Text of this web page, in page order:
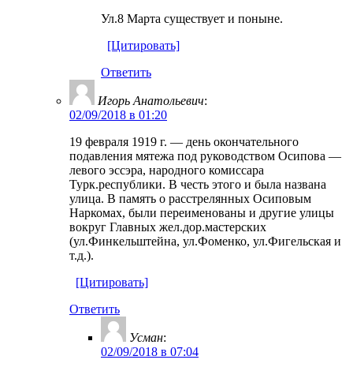
Ул.8 Марта существует и поныне.
[Цитировать]
Ответить
Игорь Анатольевич:
02/09/2018 в 01:20
19 февраля 1919 г. — день окончательного
подавления мятежа под руководством Осипова —
левого эссэра, народного комиссара
Турк.республики. В честь этого и была названа
улица. В память о расстрелянных Осиповым
Наркомах, были переименованы и другие улицы
вокруг Главных жел.дор.мастерских
(ул.Финкельштейна, ул.Фоменко, ул.Фигельская и
т.д.).
[Цитировать]
Ответить
Усман:
02/09/2018 в 07:04